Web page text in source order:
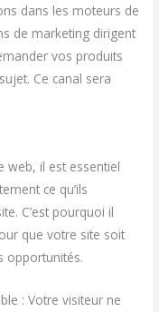
dans les moteurs de
de marketing dirigent
vos produits
Ce canal sera
web, il est essentiel
ce qu’ils
C’est pourquoi il
que votre site soit
opportunités.
: Votre visiteur ne